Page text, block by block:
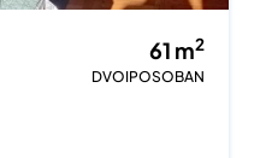
61 m2
DVOIPOSOBAN